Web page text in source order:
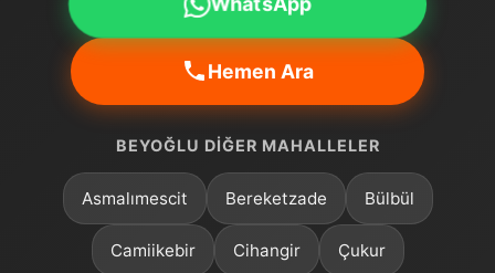
Hemen Ara
BEYOĞLU DIĞER MAHALLELER
Asmalımescit Bereketzade Bülbül
Camiikebir Cihangir Çukur